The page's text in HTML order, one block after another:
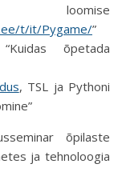
t/it/Pygame/”
õpetada
, TSL ja Pythoni
õpilaste
ja tehnoloogia